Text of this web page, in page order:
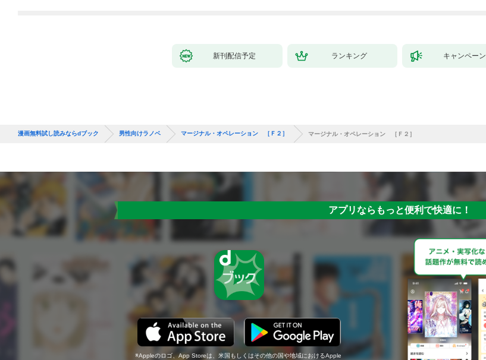
新刊配信予定 ランキング キャンペーン
漫画無料試し読みならdブック 男性向けラノベ マージナル・オペレーション ［Ｆ２］ マージナル・オペレーション ［Ｆ２］
アプリならもっと便利で快適に！
Appleのロゴ、App Storeは、米国もしくはその他の国や地域におけるApple